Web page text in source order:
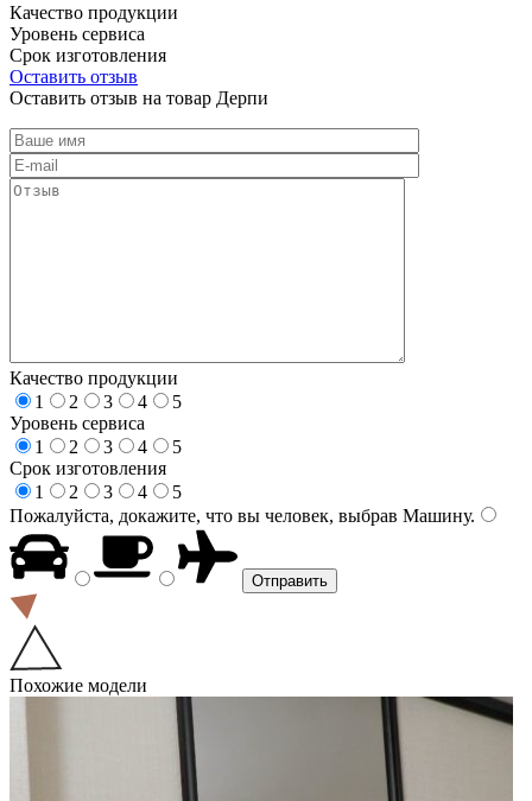
Качество продукции
Уровень сервиса
Срок изготовления
Оставить отзыв
Оставить отзыв на товар Дерпи
Качество продукции
1
2 3 4
5
Уровень сервиса
1
2 3 4
5
Срок изготовления
1
2 3 4
5
Пожалуйста, докажите, что вы человек, выбрав Машину.
Похожие модели